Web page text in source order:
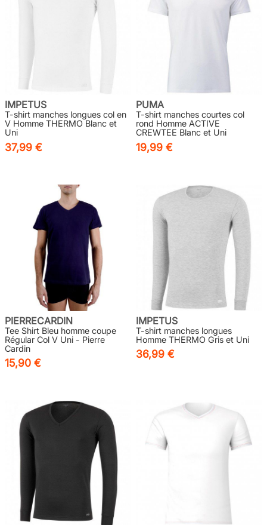
IMPETUS
T-shirt manches longues col en
V Homme THERMO Blanc et
Uni
37,99 €
PUMA
T-shirt manches courtes col
rond Homme ACTIVE
CREWTEE Blanc et Uni
19,99 €
PIERRECARDIN
Tee Shirt Bleu homme coupe
Régular Col V Uni - Pierre
Cardin
15,90 €
IMPETUS
T-shirt manches longues
Homme THERMO Gris et Uni
36,99 €